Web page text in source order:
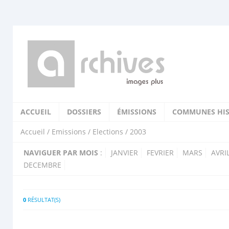
ACCUEIL DOSSIERS ÉMISSIONS COMMUNES
Accueil / Emissions / Elections / 2003
NAVIGUER PAR MOIS : JANVIER FEVRIER MARS
DECEMBRE
0 RÉSULTAT(S)